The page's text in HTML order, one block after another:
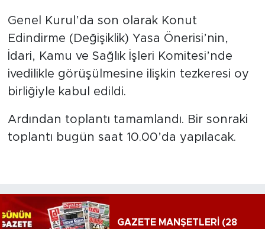
Genel Kurul’da son olarak Konut
Edindirme (Değişiklik) Yasa Önerisi’nin,
İdari, Kamu ve Sağlık İşleri Komitesi’nde
ivedilikle görüşülmesine ilişkin tezkeresi oy
birliğiyle kabul edildi.
Ardından toplantı tamamlandı. Bir sonraki
toplantı bugün saat 10.00’da yapılacak.
GAZETE MANŞETLERİ (28